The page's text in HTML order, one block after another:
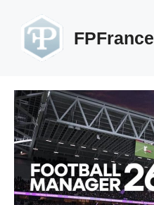
contenu
FPFrance